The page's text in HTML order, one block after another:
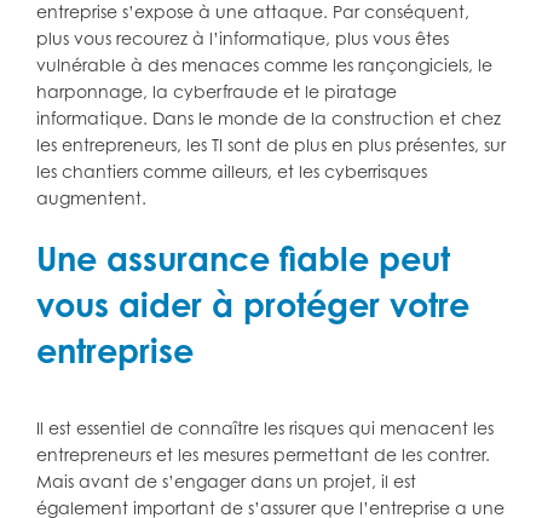
entreprise s’expose à une attaque. Par conséquent,
plus vous recourez à l’informatique, plus vous êtes
vulnérable à des menaces comme les rançongiciels, le
harponnage, la cyberfraude et le piratage
informatique. Dans le monde de la construction et chez
les entrepreneurs, les TI sont de plus en plus présentes, sur
les chantiers comme ailleurs, et les cyberrisques
augmentent.
Une assurance fiable peut
vous aider à protéger votre
entreprise
Il est essentiel de connaître les risques qui menacent les
entrepreneurs et les mesures permettant de les contrer.
Mais avant de s’engager dans un projet, il est
également important de s’assurer que l’entreprise a une